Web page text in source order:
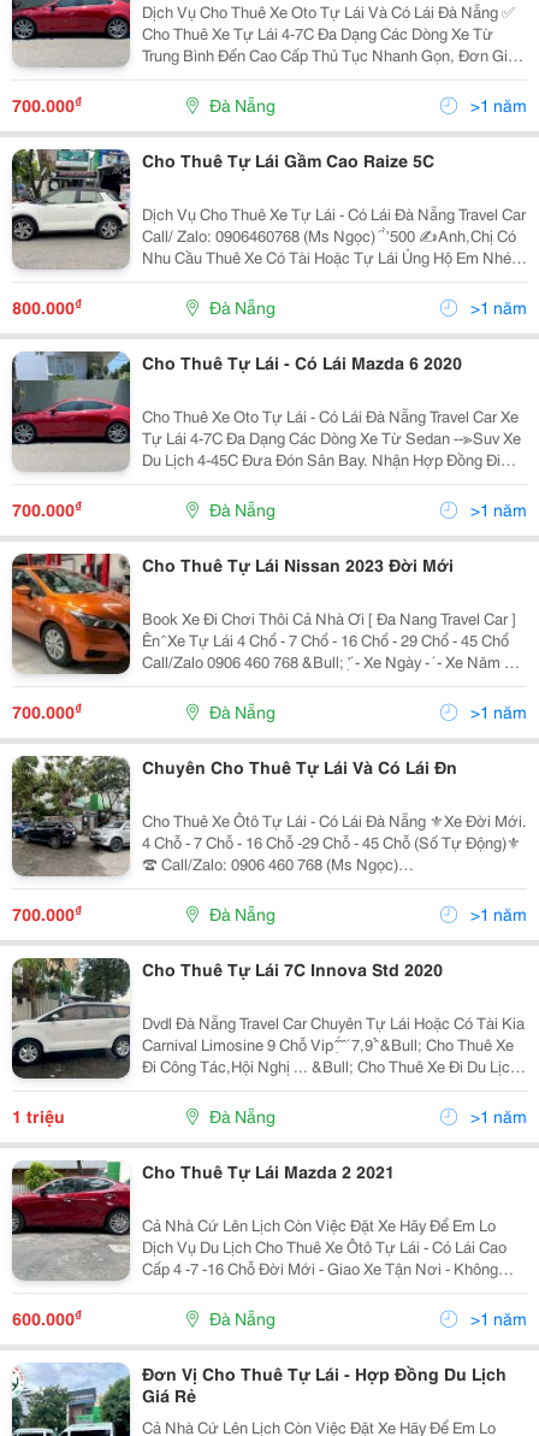
Dịch Vụ Cho Thuê Xe Oto Tự Lái Và Có Lái Đà Nẵng ✅
Cho Thuê Xe Tự Lái 4-7C Đa Dạng Các Dòng Xe Từ
Trung Bình Đến Cao Cấp Thủ Tục Nhanh Gọn, Đơn Giản
Hỗ Trợ Giao Xe Tận Nơi Bảo Hiểm Đầy Đủ Xe Luôn
Được Vệ Sinh Sạch Sẽ ✅ Cho Thuê Xe Du Lịch...
700.000₫ Đà Nẵng >1 năm
Cho Thuê Tự Lái Gầm Cao Raize 5C
Dịch Vụ Cho Thuê Xe Tự Lái - Có Lái Đà Nẵng Travel Car
Call/ Zalo: 0906460768 (Ms Ngọc) ́ ̉ ̛̀ 500 ✍Anh,Chị Có
Nhu Cầu Thuê Xe Có Tài Hoặc Tự Lái Ủng Hộ Em Nhé
✔️Nhận Chạy Hợp Đồng, Đưa Đón Khách Đi Các Tỉnh.
✔️Bên Em Chuyên Cho Thuê Nhiều...
800.000₫ Đà Nẵng >1 năm
Cho Thuê Tự Lái - Có Lái Mazda 6 2020
Cho Thuê Xe Oto Tự Lái - Có Lái Đà Nẵng Travel Car Xe
Tự Lái 4-7C Đa Dạng Các Dòng Xe Từ Sedan --≫Suv Xe
Du Lịch 4-45C Đưa Đón Sân Bay. Nhận Hợp Đồng Đi
Tỉnh - Đi Tour Tham Quan Du Lịch, Thăm Hỏi. Thuê Xe
Đi Công Tác Theo Ngày Hoặc...
700.000₫ Đà Nẵng >1 năm
Cho Thuê Tự Lái Nissan 2023 Đời Mới
Book Xe Đi Chơi Thôi Cả Nhà Ơi [ Đa Nang Travel Car ]
Ên ̂ Xe Tự Lái 4 Chổ - 7 Chổ - 16 Chổ - 29 Chổ - 45 Chổ
Call/Zalo 0906 460 768 &Bull; ̛̣ ́ - Xe Ngày - ́ - Xe Năm Ủ
Ục ̣ - Đơn Ản Đ̛̀ ̛́ 20-4 ̂ ̆ ́ ̂́ ̂̀ ̂ ̛́ ̣ ̂ ́ ̣̂ Tận Nơi...
700.000₫ Đà Nẵng >1 năm
Chuyên Cho Thuê Tự Lái Và Có Lái Đn
Cho Thuê Xe Ôtô Tự Lái - Có Lái Đà Nẵng ⚜️Xe Đời Mới.
4 Chỗ - 7 Chỗ - 16 Chỗ -29 Chỗ - 45 Chỗ (Số Tự Động)⚜️
☎️ Call/Zalo: 0906 460 768 (Ms Ngọc)
➖➖➖➖➖➖➖➖➖➖➖➖➖➖➖➖ ✔️- Nhận Thuê Theo Tháng-
Năm,Hợp Đồng Lâu Dài ️ ✔️- Giá Cả Cạnh Tranh . ✔️-...
700.000₫ Đà Nẵng >1 năm
Cho Thuê Tự Lái 7C Innova Std 2020
Dvdl Đà Nẵng Travel Car Chuyên Tự Lái Hoặc Có Tài Kia
Carnival Limosine 9 Chỗ Vip ̣̂ ̂́ ̂ ́ 7,9 ̂̉ &Bull; Cho Thuê Xe
Đi Công Tác,Hội Nghị ... &Bull; Cho Thuê Xe Đi Du Lịch ,
Tour City... &Bull; Dịch Vụ Đón - Tiễn Sân Bay Ký Hợp
Đồng...
1 triệu Đà Nẵng >1 năm
Cho Thuê Tự Lái Mazda 2 2021
Cả Nhà Cứ Lên Lịch Còn Việc Đặt Xe Hãy Để Em Lo
Dịch Vụ Du Lịch Cho Thuê Xe Ôtô Tự Lái - Có Lái Cao
Cấp 4 -7 -16 Chỗ Đời Mới - Giao Xe Tận Nơi - Không
Tính Phí Rửa Xe - Xe Luôn Luôn Sạch Sẽ Khi Giao Cho
Khách - Phục Vụ 24/24 -...
600.000₫ Đà Nẵng >1 năm
Đơn Vị Cho Thuê Tự Lái - Hợp Đồng Du Lịch
Giá Rẻ
Cả Nhà Cứ Lên Lịch Còn Việc Đặt Xe Hãy Để Em Lo